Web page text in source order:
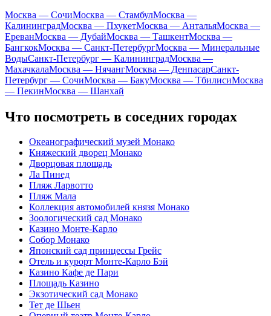
Москва — СочиМосква — СтамбулМосква —
КалининградМосква — ПхукетМосква — АнтальяМосква —
ЕреванМосква — ДубайМосква — ТашкентМосква —
БангкокМосква — Санкт-ПетербургМосква — Минеральные
ВодыСанкт-Петербург — КалининградМосква —
МахачкалаМосква — НячангМосква — ДенпасарСанкт-
Петербург — СочиМосква — БакуМосква — ТбилисиМосква
— ПекинМосква — Шанхай
Что посмотреть в соседних городах
Океанографический музей Монако
Княжеский дворец Монако
Дворцовая площадь
Ла Пинед
Пляж Ларвотто
Пляж Мала
Коллекция автомобилей князя Монако
Зоологический сад Монако
Казино Монте-Карло
Собор Монако
Японский сад принцессы Грейс
Отель и курорт Монте-Карло Бэй
Казино Кафе де Пари
Площадь Казино
Экзотический сад Монако
Тет де Шьен